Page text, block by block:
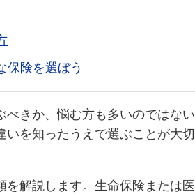
保険を選ぼう
きか、悩む方も多いのではない
を知ったうえで選ぶことが大切
解説します。生命保険または医